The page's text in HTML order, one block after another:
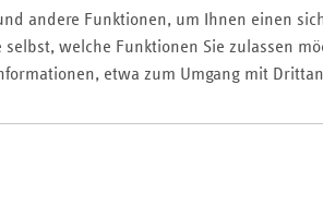
andere Funktionen, um Ihnen einen
selbst, welche Funktionen Sie zulassen
etwa zum Umgang mit